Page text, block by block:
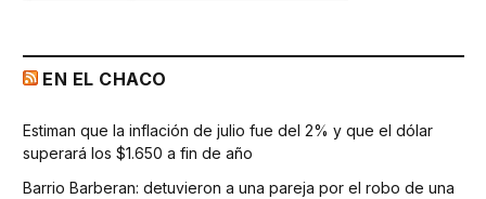
EN EL CHACO
Estiman que la inflación de julio fue del 2% y que el dólar
superará los $1.650 a fin de año
Barrio Barberan: detuvieron a una pareja por el robo de una